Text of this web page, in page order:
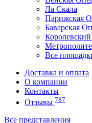
Ла Скала
Парижская
Баварская
Королевский
Все
Доставка и оплата
О компании
Контакты
Отзывы 787
Все представления